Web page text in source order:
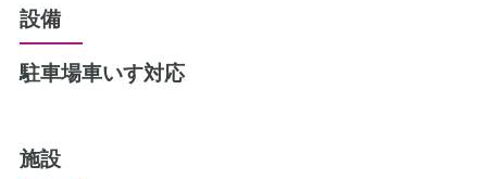
設備
駐車場車いす対応
施設